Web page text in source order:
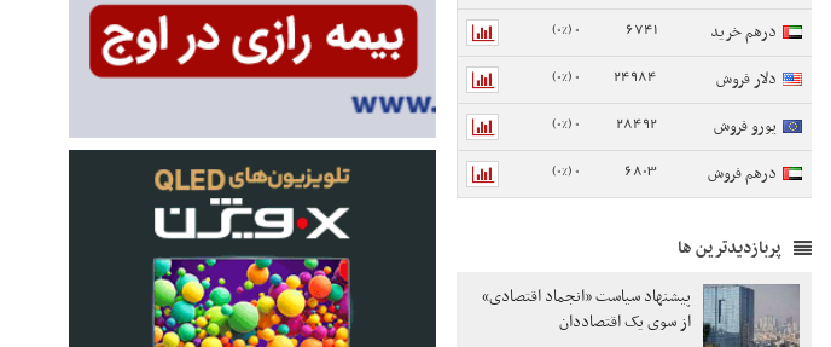
درهم خرید 6741
0 (0%)
دلار فروش 24984
0 (0%)
یورو فروش 28492
0 (0%)
درهم فروش 6803
0 (0%)
پربازدیدترین ها
پیشنهاد سیاست «انجماد اقتصادی»
از سوی یک اقتصاددان